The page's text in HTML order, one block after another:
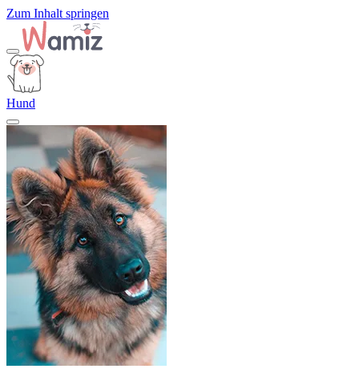
Zum Inhalt springen
Hund